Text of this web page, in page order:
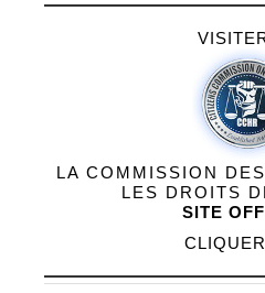
LA COMMISSION
LES DROITS
SITE